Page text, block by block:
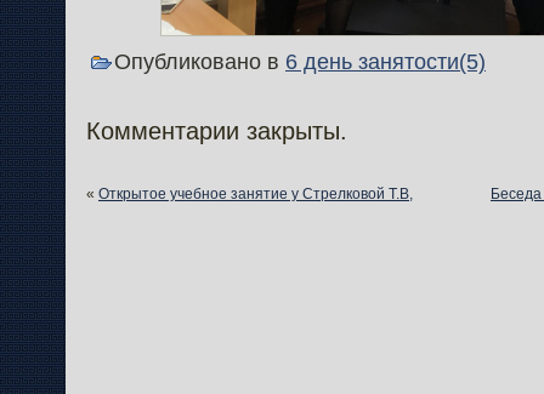
Опубликовано в 6 день занятости(5)
Комментарии закрыты.
« Открытое учебное занятие у Стрелковой Т.В,